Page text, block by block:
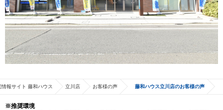
報サイト 藤和ハウス 立川店 お客様の声 藤和ハウス立川店のお客様の声
※推奨環境